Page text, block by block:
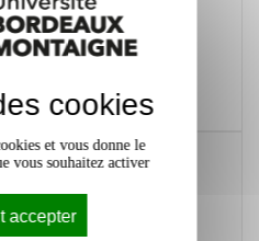
et
un projet
en
diffusion)
cookies
et vous donne le
vous souhaitez activer
accepter